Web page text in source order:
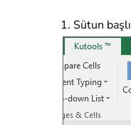
1. Sütun